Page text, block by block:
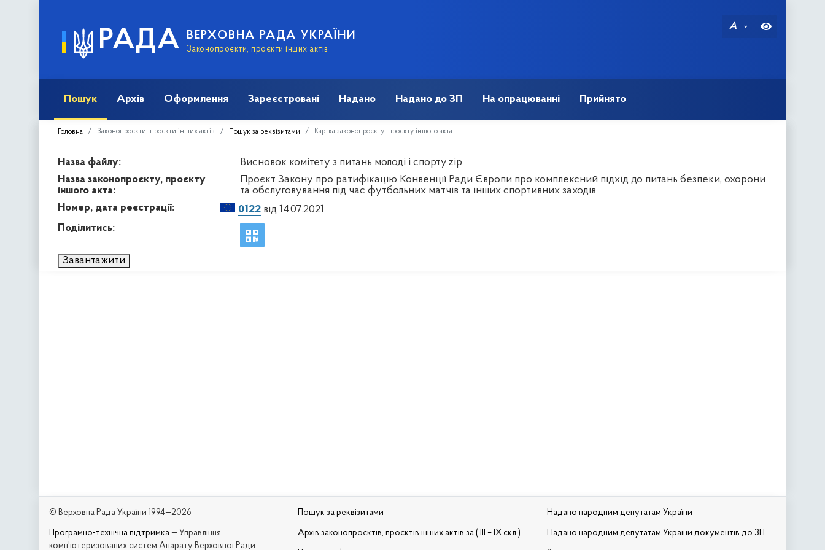
РАДА ВЕРХОВНА РАДА УКРАЇНИ
Законопроєкти, проєкти інших актів
A
Пошук Архів Оформлення Зареєстровані Надано Надано до ЗП На опрацюванні Прийнято
Головна Законопроєкти, проєкти інших актів Пошук за реквізитами Картка законопроєкту, проєкту іншого акта
Назва файлу:
Висновок комітету з питань молоді і спорту.zip
Назва законопроєкту, проєкту
іншого акта:
Проєкт Закону про ратифікацію Конвенції Ради Європи про комплексний підхід до питань безпеки, охорони
та обслуговування під час футбольних матчів та інших спортивних заходів
Номер, дата реєстрації:
0122 від 14.07.2021
Поділитись:
Завантажити
© Верховна Рада України 1994—2026
Програмно-технічна підтримка — Управління
комп'ютеризованих систем Апарату Верховної Ради
Пошук за реквізитами
Архів законопроєктів, проєктів інших актів за ( III – IX скл.)
Надано народним депутатам України
Надано народним депутатам України документів до ЗП